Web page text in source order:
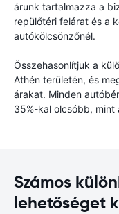
árunk tartalmazza a
repülőtéri felárat és a
autókölcsönzőnél.
Összehasonlítjuk a
Athén területén, és
árakat. Minden
35%-kal olcsóbb, mint
Számos
lehetőséget